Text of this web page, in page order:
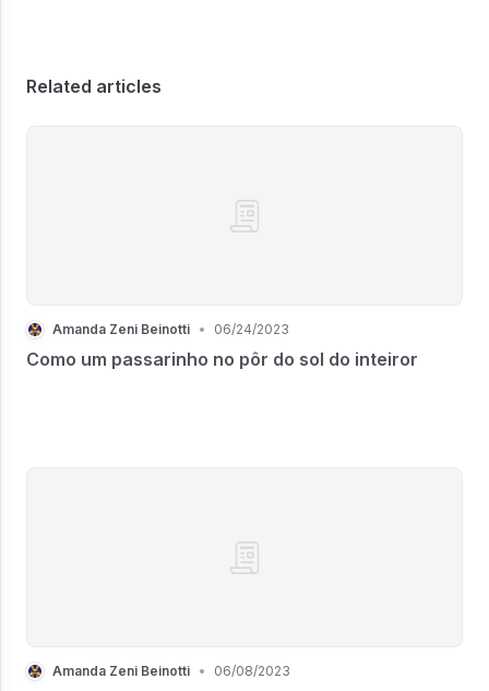
Related articles
Amanda Zeni Beinotti • 06/24/2023
Como um passarinho no pôr do sol do inteiror
Amanda Zeni Beinotti • 06/08/2023